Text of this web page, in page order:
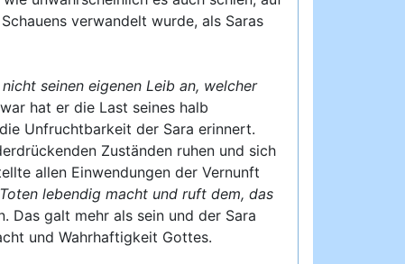
verwandelt wurde, als Saras
nicht seinen eigenen Leib an, welcher
hat er die Last seines halb
Unfruchtbarkeit der Sara erinnert.
Zuständen ruhen und sich
allen Einwendungen der Vernunft
lebendig macht und ruft dem, das
Das galt mehr als sein und der Sara
und Wahrhaftigkeit Gottes.